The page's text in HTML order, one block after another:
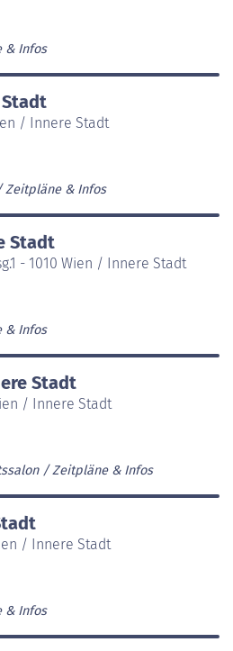
& Infos
/ Innere Stadt
Zeitpläne & Infos
Stadt
- 1010 Wien / Innere Stadt
& Infos
Stadt
/ Innere Stadt
Zeitpläne & Infos
/ Innere Stadt
& Infos